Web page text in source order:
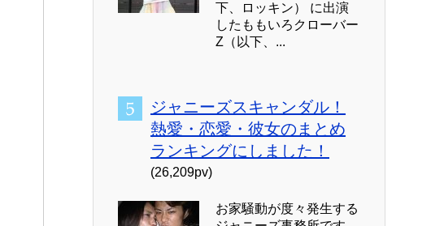
下、ロッキン） に出演
したももいろクローバー
Z（以下、...
ジャニーズスキャンダル！
熱愛・恋愛・彼女のまとめ
ランキングにしました！
(26,209pv)
お家騒動が度々発生する